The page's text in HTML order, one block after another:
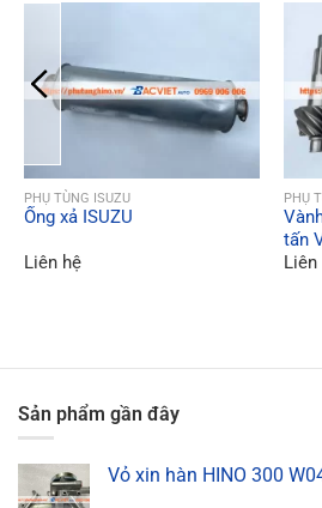
QUICK VIEW
PHỤ TÙNG ISUZU
Ống xả ISUZU
Liên hệ
PHỤ
tấn
Liên
Sản phẩm gần đây
Vỏ xin hàn HINO 300